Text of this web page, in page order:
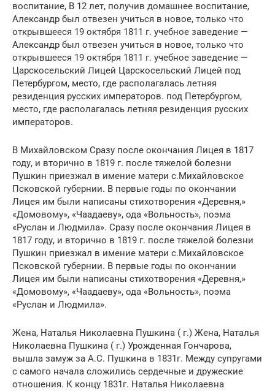
воспитание, В 12 лет, получив домашнее воспитание,
Александр был отвезен учиться в новое, только что
открывшееся 19 октября 1811 г. учебное заведение —
Александр был отвезен учиться в новое, только что
открывшееся 19 октября 1811 г. учебное заведение —
Царскосельский Лицей Царскосельский Лицей под
Петербургом, место, где располагалась летняя
резиденция русских императоров. под Петербургом,
место, где располагалась летняя резиденция русских
императоров.
В Михайловском Сразу после окончания Лицея в 1817
году, и вторично в 1819 г. после тяжелой болезни
Пушкин приезжал в имение матери с.Михайловское
Псковской губернии. В первые годы по окончании
Лицея им были написаны стихотворения «Деревня,»
«Домовому», «Чаадаеву», ода «Вольность», поэма
«Руслан и Людмила». Сразу после окончания Лицея в
1817 году, и вторично в 1819 г. после тяжелой болезни
Пушкин приезжал в имение матери с.Михайловское
Псковской губернии. В первые годы по окончании
Лицея им были написаны стихотворения «Деревня,»
«Домовому», «Чаадаеву», ода «Вольность», поэма
«Руслан и Людмила».
Жена, Наталья Николаевна Пушкина ( г.) Жена, Наталья
Николаевна Пушкина ( г.) Урожденная Гончарова,
вышла замуж за А.С. Пушкина в 1831г. Между супругами
с самого начала сложились сердечные и дружеские
отношения. К концу 1831г. Наталья Николаевна